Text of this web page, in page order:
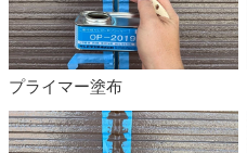
プライマー塗布